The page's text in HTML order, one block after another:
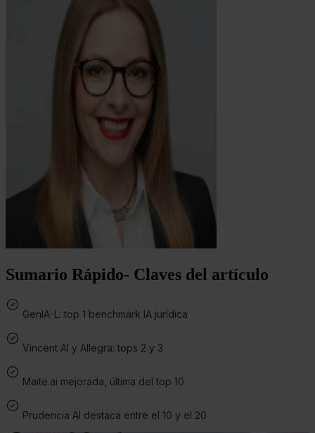
Sumario Rápido- Claves del artículo
GenIA-L: top 1 benchmark IA jurídica
Vincent AI y Allegra: tops 2 y 3
Maite.ai mejorada, última del top 10
Prudencia AI destaca entre el 10 y el 20